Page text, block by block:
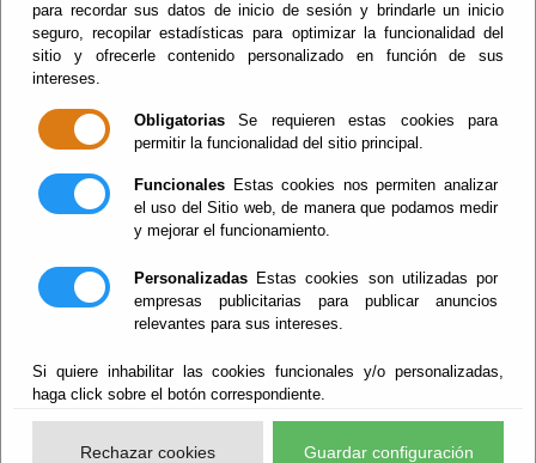
para recordar sus datos de inicio de sesión y brindarle un inicio
seguro, recopilar estadísticas para optimizar la funcionalidad del
sitio y ofrecerle contenido personalizado en función de sus
intereses.
Obligatorias Se requieren estas cookies para
permitir la funcionalidad del sitio principal.
Funcionales Estas cookies nos permiten analizar
el uso del Sitio web, de manera que podamos medir
y mejorar el funcionamiento.
Personalizadas Estas cookies son utilizadas por
empresas publicitarias para publicar anuncios
relevantes para sus intereses.
Si quiere inhabilitar las cookies funcionales y/o personalizadas,
haga click sobre el botón correspondiente.
Rechazar cookies Guardar configuración
Inicio - Otros enlaces de Interés
para usuarios del Servicio en la modalidad de
DIFERIDO COMPARTIDO
Videos Curso Desarrolladores
Puede consultar y descargar las sesionees del
Actividades Red Provincial
Histórico de Actividades del Convenio Marco y
Documentación SI